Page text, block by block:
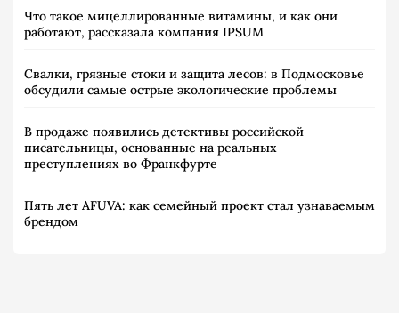
Что такое мицеллированные витамины, и как они
работают, рассказала компания IPSUM
Свалки, грязные стоки и защита лесов: в Подмосковье
обсудили самые острые экологические проблемы
В продаже появились детективы российской
писательницы, основанные на реальных
преступлениях во Франкфурте
Пять лет AFUVA: как семейный проект стал узнаваемым
брендом